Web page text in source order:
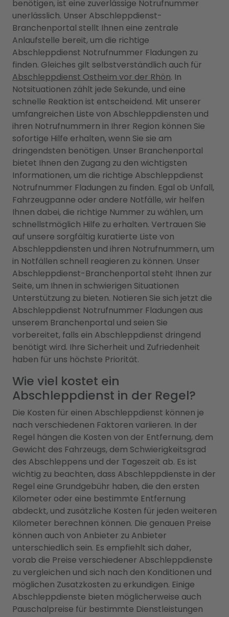
benötigen, ist eine zuverlässige Notrufnummer
unerlässlich. Unser Abschleppdienst-
Branchenportal stellt Ihnen eine zentrale
Anlaufstelle bereit, um die richtige
Abschleppdienst Notrufnummer Fladungen zu
finden. Gleiches gilt selbstverständlich auch für
Abschleppdienst Ostheim vor der Rhön. In
Notsituationen zählt jede Sekunde, und eine
schnelle Reaktion ist entscheidend. Mit unserer
umfangreichen Liste von Abschleppdiensten und
ihren Notrufnummern in Ihrer Region können Sie
sofortige Hilfe erhalten, wenn Sie sie am
dringendsten benötigen. Unser Branchenportal
bietet Ihnen den Zugang zu den wichtigsten
Informationen, um die richtige Abschleppdienst
Notrufnummer Fladungen zu finden. Egal ob Unfall,
Fahrzeugpanne oder andere Notfälle, wir helfen
Ihnen dabei, die richtige Nummer zu wählen, um
schnellstmöglich Hilfe zu erhalten. Vertrauen Sie
auf unsere sorgfältig kuratierte Liste von
Abschleppdiensten und ihren Notrufnummern, um
in Notfällen schnell reagieren zu können. Unser
Abschleppdienst-Branchenportal steht Ihnen zur
Seite, um Ihnen in schwierigen Situationen
Unterstützung zu bieten. Notieren Sie sich jetzt die
Abschleppdienst Notrufnummer Fladungen aus
unserem Branchenportal und seien Sie
vorbereitet, falls ein Abschleppdienst dringend
benötigt wird. Ihre Sicherheit und Zufriedenheit
haben für uns höchste Priorität.
Wie viel kostet ein
Abschleppdienst in der Regel?
Die Kosten für einen Abschleppdienst können je
nach verschiedenen Faktoren variieren. In der
Regel hängen die Kosten von der Entfernung, dem
Gewicht des Fahrzeugs, dem Schwierigkeitsgrad
des Abschleppens und der Tageszeit ab. Es ist
wichtig zu beachten, dass Abschleppdienste in der
Regel eine Grundgebühr haben, die den ersten
Kilometer oder eine bestimmte Entfernung
abdeckt, und zusätzliche Kosten für jeden weiteren
Kilometer berechnen können. Die genauen Preise
können auch von Anbieter zu Anbieter
unterschiedlich sein. Es empfiehlt sich daher,
vorab die Preise verschiedener Abschleppdienste
zu vergleichen und sich nach den Konditionen und
möglichen Zusatzkosten zu erkundigen. Einige
Abschleppdienste bieten möglicherweise auch
Pauschalpreise für bestimmte Dienstleistungen